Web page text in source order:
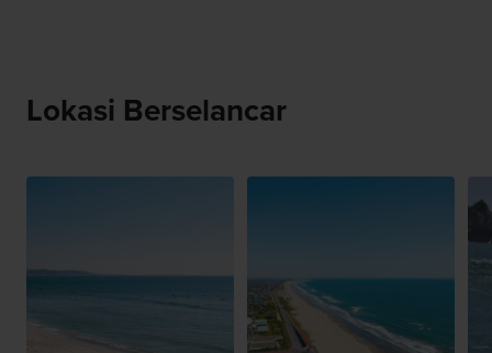
Lokasi Berselancar